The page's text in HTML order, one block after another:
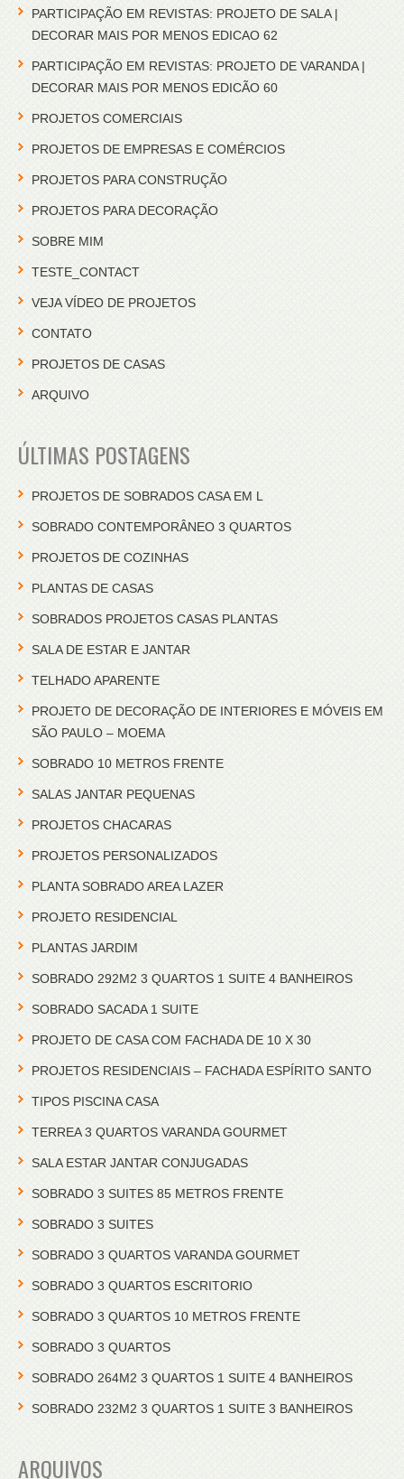
PARTICIPAÇÃO EM REVISTAS: PROJETO DE SALA |
DECORAR MAIS POR MENOS EDICAO 62
PARTICIPAÇÃO EM REVISTAS: PROJETO DE VARANDA |
DECORAR MAIS POR MENOS EDICÃO 60
PROJETOS COMERCIAIS
PROJETOS DE EMPRESAS E COMÉRCIOS
PROJETOS PARA CONSTRUÇÃO
PROJETOS PARA DECORAÇÃO
SOBRE MIM
TESTE_CONTACT
VEJA VÍDEO DE PROJETOS
CONTATO
PROJETOS DE CASAS
ARQUIVO
ÚLTIMAS POSTAGENS
PROJETOS DE SOBRADOS CASA EM L
SOBRADO CONTEMPORÂNEO 3 QUARTOS
PROJETOS DE COZINHAS
PLANTAS DE CASAS
SOBRADOS PROJETOS CASAS PLANTAS
SALA DE ESTAR E JANTAR
TELHADO APARENTE
PROJETO DE DECORAÇÃO DE INTERIORES E MÓVEIS EM
SÃO PAULO – MOEMA
SOBRADO 10 METROS FRENTE
SALAS JANTAR PEQUENAS
PROJETOS CHACARAS
PROJETOS PERSONALIZADOS
PLANTA SOBRADO AREA LAZER
PROJETO RESIDENCIAL
PLANTAS JARDIM
SOBRADO 292M2 3 QUARTOS 1 SUITE 4 BANHEIROS
SOBRADO SACADA 1 SUITE
PROJETO DE CASA COM FACHADA DE 10 X 30
PROJETOS RESIDENCIAIS – FACHADA ESPÍRITO SANTO
TIPOS PISCINA CASA
TERREA 3 QUARTOS VARANDA GOURMET
SALA ESTAR JANTAR CONJUGADAS
SOBRADO 3 SUITES 85 METROS FRENTE
SOBRADO 3 SUITES
SOBRADO 3 QUARTOS VARANDA GOURMET
SOBRADO 3 QUARTOS ESCRITORIO
SOBRADO 3 QUARTOS 10 METROS FRENTE
SOBRADO 3 QUARTOS
SOBRADO 264M2 3 QUARTOS 1 SUITE 4 BANHEIROS
SOBRADO 232M2 3 QUARTOS 1 SUITE 3 BANHEIROS
ARQUIVOS